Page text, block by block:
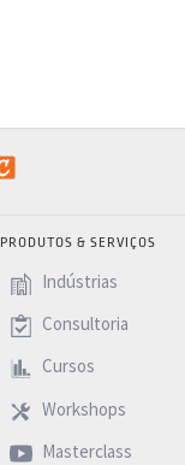
PRODUTOS & SERVIÇOS
Indústrias
Consultoria
Cursos
Workshops
Masterclass